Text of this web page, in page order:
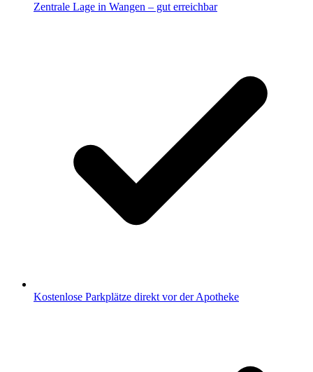
Zentrale Lage in Wangen – gut erreichbar
Kostenlose Parkplätze direkt vor der Apotheke